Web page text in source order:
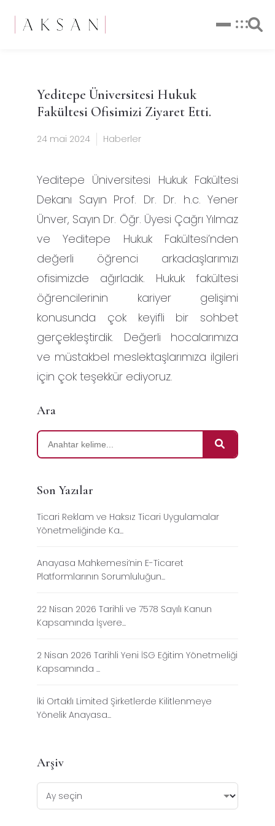
Yeditepe Üniversitesi Hukuk
Fakültesi Ofisimizi Ziyaret Etti.
24 mai 2024 Haberler
Yeditepe Üniversitesi Hukuk Fakültesi
Dekanı Sayın Prof. Dr. Dr. h.c. Yener
Ünver, Sayın Dr. Öğr. Üyesi Çağrı Yılmaz
ve Yeditepe Hukuk Fakültesi’nden
değerli öğrenci arkadaşlarımızı
ofisimizde ağırladık. Hukuk fakültesi
öğrencilerinin kariyer gelişimi
konusunda çok keyifli bir sohbet
gerçekleştirdik. Değerli hocalarımıza
ve müstakbel meslektaşlarımıza ilgileri
için çok teşekkür ediyoruz.
Ara
Son Yazılar
Ticari Reklam ve Haksız Ticari Uygulamalar
Yönetmeliğinde Ka...
Anayasa Mahkemesi’nin E-Ticaret
Platformlarının Sorumluluğun...
22 Nisan 2026 Tarihli ve 7578 Sayılı Kanun
Kapsamında İşvere...
2 Nisan 2026 Tarihli Yeni İSG Eğitim Yönetmeliği
Kapsamında ...
İki Ortaklı Limited Şirketlerde Kilitlenmeye
Yönelik Anayasa...
Arşiv